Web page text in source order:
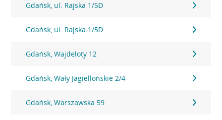
Gdańsk, ul. Rajska 1/5D
Gdańsk, ul. Rajska 1/5D
Gdańsk, Wajdeloty 12
Gdańsk, Wały Jagiellońskie 2/4
Gdańsk, Warszawska 59